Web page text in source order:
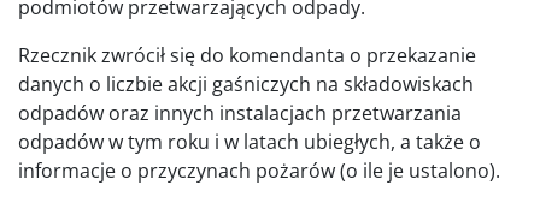
podmiotów przetwarzających odpady.
Rzecznik zwrócił się do komendanta o przekazanie
danych o liczbie akcji gaśniczych na składowiskach
odpadów oraz innych instalacjach przetwarzania
odpadów w tym roku i w latach ubiegłych, a także o
informacje o przyczynach pożarów (o ile je ustalono).